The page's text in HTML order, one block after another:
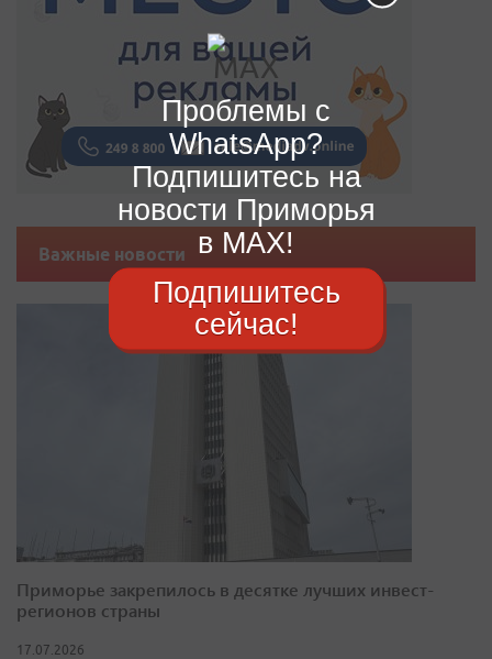
Важные новости
Приморье закрепилось в десятке лучших инвест-
регионов страны
17.07.2026
Проблемы с
WhatsApp?
Подпишитесь на
новости Приморья
в MAX!
Подпишитесь
сейчас!